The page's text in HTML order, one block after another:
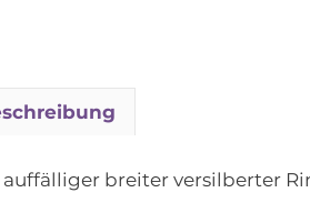
auffälliger breiter versilberter